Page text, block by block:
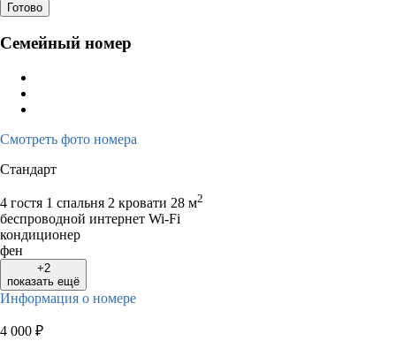
Готово
Семейный номер
Смотреть фото номера
Стандарт
4 гостя 1 спальня 2 кровати 28 м2
беспроводной интернет Wi-Fi
кондиционер
фен
+2
показать ещё
Информация о номере
4 000 ₽